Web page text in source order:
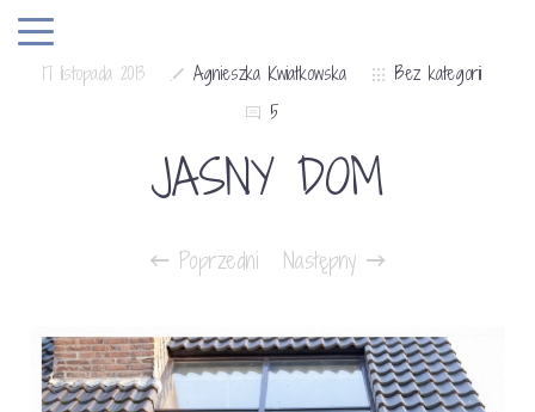
17 listopada 2013 Agnieszka Kwiatkowska
Bez kategorii
5
JASNY DOM
Poprzedni Następny